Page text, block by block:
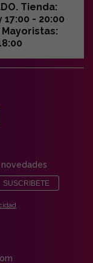
Tienda:
17:00 - 20:00
Mayoristas:
SUSCRIBETE